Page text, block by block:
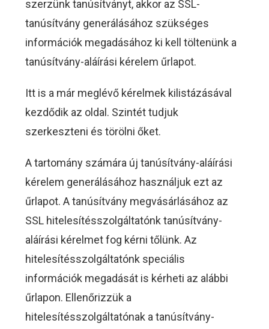
szerzünk tanúsítványt, akkor az SSL-
tanúsítvány generálásához szükséges
információk megadásához ki kell töltenünk a
tanúsítvány-aláírási kérelem űrlapot.
Itt is a már meglévő kérelmek kilistázásával
kezdődik az oldal. Szintét tudjuk
szerkeszteni és törölni őket.
A tartomány számára új tanúsítvány-aláírási
kérelem generálásához használjuk ezt az
űrlapot. A tanúsítvány megvásárlásához az
SSL hitelesítésszolgáltatónk tanúsítvány-
aláírási kérelmet fog kérni tőlünk. Az
hitelesítésszolgáltatónk speciális
információk megadását is kérheti az alábbi
űrlapon. Ellenőrizzük a
hitelesítésszolgáltatónak a tanúsítvány-